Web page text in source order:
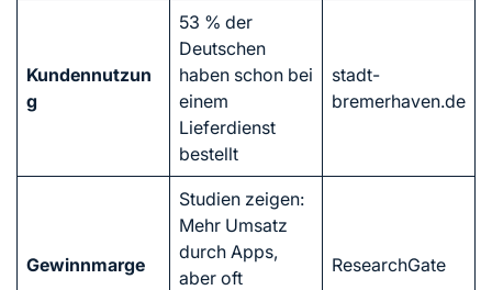
Kundennutzun
g
53 % der
Deutschen
haben schon bei
einem
Lieferdienst
bestellt
stadt-
bremerhaven.de
Gewinnmarge
Studien zeigen:
Mehr Umsatz
durch Apps,
aber oft
ResearchGate